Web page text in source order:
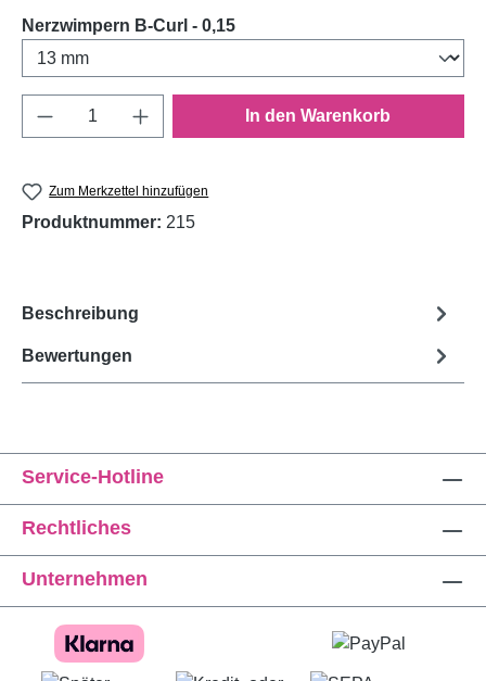
Nerzwimpern B-Curl - 0,15auswählen
Produkt Anzahl: Gib den gewünschten
In den Warenkorb
Zum Merkzettel hinzufügen
Produktnummer: 215
Beschreibung
Bewertungen
Service-Hotline
Rechtliches
Unternehmen